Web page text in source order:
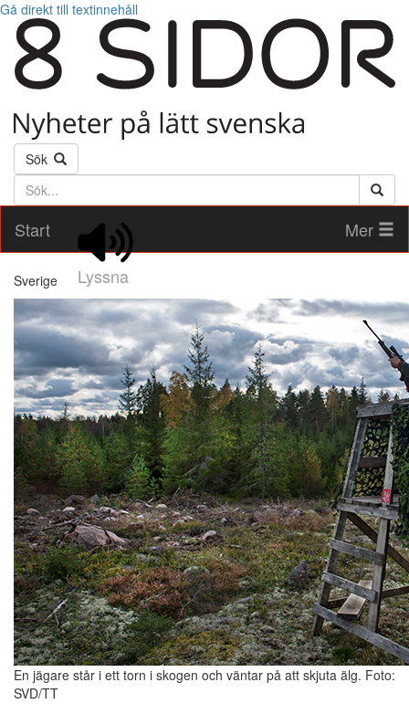
Gå direkt till textinnehåll
Sök
Söktext
Start
Lyssna
Mer
Sverige
En jägare står i ett torn i skogen och väntar på att skjuta älg. Foto:
SVD/TT